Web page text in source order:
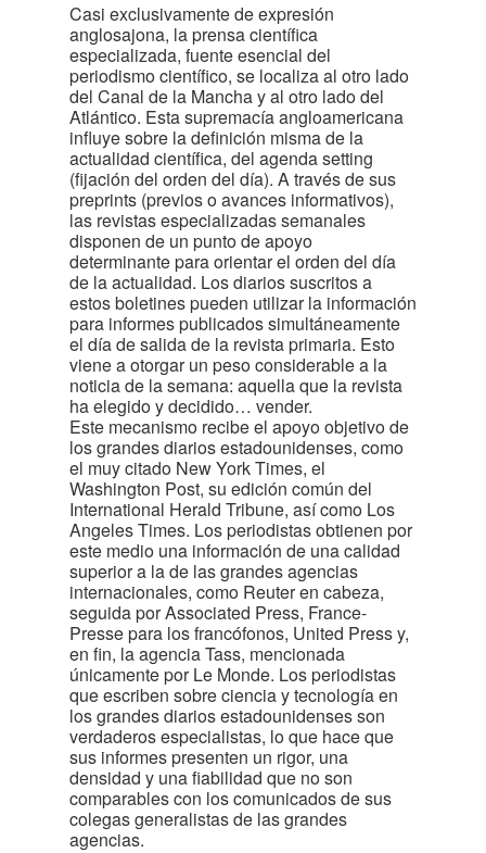
Casi exclusivamente de expresión
anglosajona, la prensa científica
especializada, fuente esencial del
periodismo científico, se localiza al otro lado
del Canal de la Mancha y al otro lado del
Atlántico. Esta supremacía angloamericana
influye sobre la definición misma de la
actualidad científica, del agenda setting
(fijación del orden del día). A través de sus
preprints (previos o avances informativos),
las revistas especializadas semanales
disponen de un punto de apoyo
determinante para orientar el orden del día
de la actualidad. Los diarios suscritos a
estos boletines pueden utilizar la información
para informes publicados simultáneamente
el día de salida de la revista primaria. Esto
viene a otorgar un peso considerable a la
noticia de la semana: aquella que la revista
ha elegido y decidido… vender.
Este mecanismo recibe el apoyo objetivo de
los grandes diarios estadounidenses, como
el muy citado New York Times, el
Washington Post, su edición común del
International Herald Tribune, así como Los
Angeles Times. Los periodistas obtienen por
este medio una información de una calidad
superior a la de las grandes agencias
internacionales, como Reuter en cabeza,
seguida por Associated Press, France-
Presse para los francófonos, United Press y,
en fin, la agencia Tass, mencionada
únicamente por Le Monde. Los periodistas
que escriben sobre ciencia y tecnología en
los grandes diarios estadounidenses son
verdaderos especialistas, lo que hace que
sus informes presenten un rigor, una
densidad y una fiabilidad que no son
comparables con los comunicados de sus
colegas generalistas de las grandes
agencias.